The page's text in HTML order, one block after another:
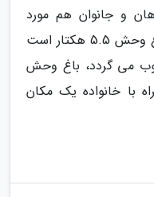
و جانوان هم مورد
استفاده قرار می گیرد. مساحت باغ وحش 5.5 هکتار است
حیوان محسوب می گردد، باغ وحش
با خانواده یک مکان